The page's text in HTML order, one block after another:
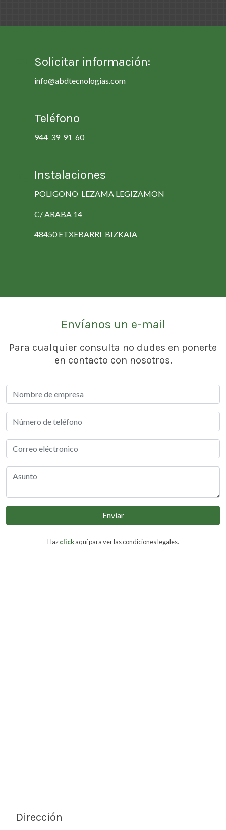
Solicitar información:
info@abdtecnologias.com
Teléfono
944 39 91 60
Instalaciones
POLIGONO LEZAMA LEGIZAMON
C/ ARABA 14
48450 ETXEBARRI BIZKAIA
Envíanos un e-mail
Para cualquier consulta no dudes en ponerte
en contacto con nosotros.
Enviar
Hazclickaquí para ver las condiciones legales.
Dirección